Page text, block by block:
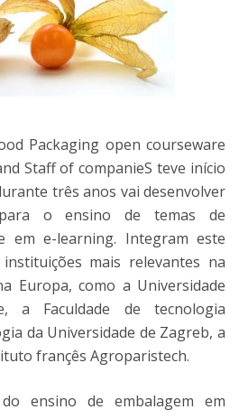
Packaging open courseware
Staff of companieS teve início
três anos vai desenvolver
o ensino de temas de
em e-learning. Integram este
mais relevantes na
Europa, como a Universidade
a Faculdade de tecnologia
da Universidade de Zagreb, a
françês Agroparistech.
ensino de embalagem em